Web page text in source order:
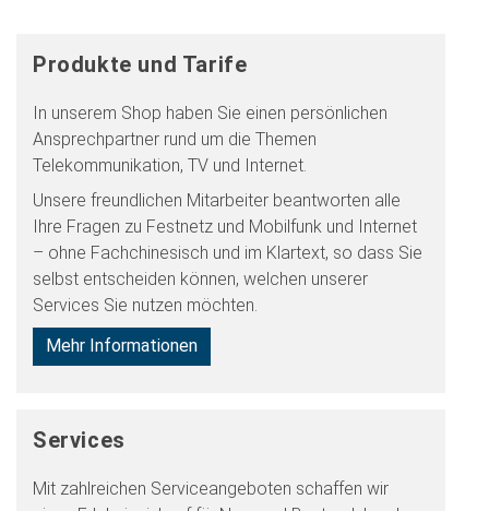
Produkte und Tarife
In unserem Shop haben Sie einen persönlichen
Ansprechpartner rund um die Themen
Telekommunikation, TV und Internet.
Unsere freundlichen Mitarbeiter beantworten alle
Ihre Fragen zu Festnetz und Mobilfunk und Internet
– ohne Fachchinesisch und im Klartext, so dass Sie
selbst entscheiden können, welchen unserer
Services Sie nutzen möchten.
Mehr Informationen
Services
Mit zahlreichen Serviceangeboten schaffen wir